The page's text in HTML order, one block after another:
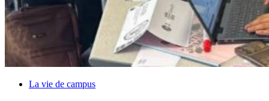
La vie de campus